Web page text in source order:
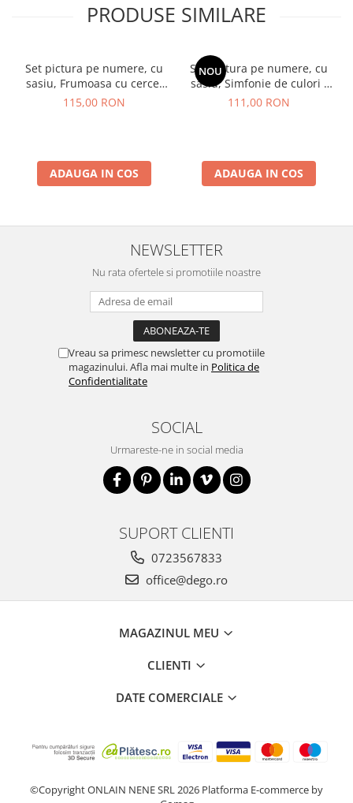
PRODUSE SIMILARE
Set pictura pe numere, cu
sasiu, Frumoasa cu cercei
de aur - extra culori
115,00 RON
ADAUGA IN COS
NOU
Set pictura pe numere, cu
sasiu, Simfonie de culori -
vopsele metalizate, 40x50
111,00 RON
ADAUGA IN COS
NEWSLETTER
Nu rata ofertele si promotiile noastre
Vreau sa primesc newsletter cu promotiile
magazinului. Afla mai multe in Politica de
Confidentialitate
SOCIAL
Urmareste-ne in social media
SUPORT CLIENTI
0723567833
office@dego.ro
MAGAZINUL MEU
CLIENTI
DATE COMERCIALE
©Copyright ONLAIN NENE SRL 2026 Platforma E-commerce by